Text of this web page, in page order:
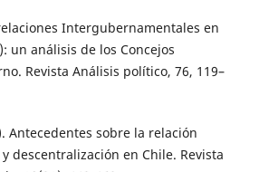
Intergubernamentales en
un análisis de los Concejos
Revista Análisis político, 76, 119–
Antecedentes sobre la relación
descentralización en Chile. Revista